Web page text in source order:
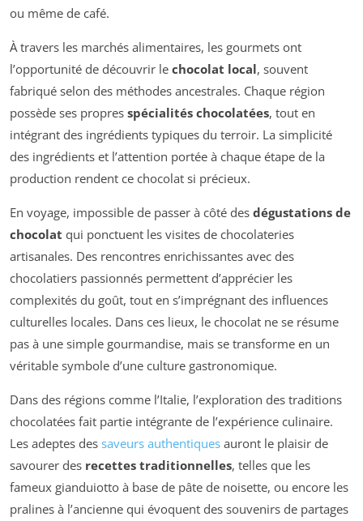
ou même de café.
À travers les marchés alimentaires, les gourmets ont
l’opportunité de découvrir le chocolat local, souvent
fabriqué selon des méthodes ancestrales. Chaque région
possède ses propres spécialités chocolatées, tout en
intégrant des ingrédients typiques du terroir. La simplicité
des ingrédients et l’attention portée à chaque étape de la
production rendent ce chocolat si précieux.
En voyage, impossible de passer à côté des dégustations de
chocolat qui ponctuent les visites de chocolateries
artisanales. Des rencontres enrichissantes avec des
chocolatiers passionnés permettent d’apprécier les
complexités du goût, tout en s’imprégnant des influences
culturelles locales. Dans ces lieux, le chocolat ne se résume
pas à une simple gourmandise, mais se transforme en un
véritable symbole d’une culture gastronomique.
Dans des régions comme l’Italie, l’exploration des traditions
chocolatées fait partie intégrante de l’expérience culinaire.
Les adeptes des saveurs authentiques auront le plaisir de
savourer des recettes traditionnelles, telles que les
fameux gianduiotto à base de pâte de noisette, ou encore les
pralines à l’ancienne qui évoquent des souvenirs de partages